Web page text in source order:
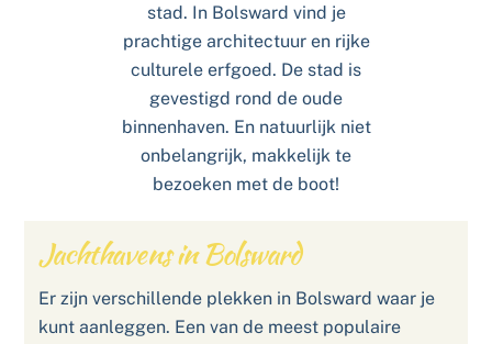
stad. In Bolsward vind je
prachtige architectuur en rijke
culturele erfgoed. De stad is
gevestigd rond de oude
binnenhaven. En natuurlijk niet
onbelangrijk, makkelijk te
bezoeken met de boot!
Jachthavens in Bolsward
Er zijn verschillende plekken in Bolsward waar je
kunt aanleggen. Een van de meest populaire